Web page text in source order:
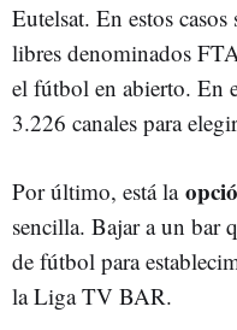
Eutelsat. En estos
libres denominados
el fútbol en abierto. En
3.226 canales para
Por último, está la
sencilla. Bajar a un bar
de fútbol para
la Liga TV BAR.